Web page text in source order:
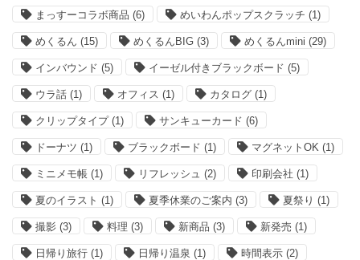
まっすーコラボ商品 (6) めいわんポップスクラッチ (1)
めくるん (15) めくるんBIG (3) めくるんmini (29)
インバウンド (5) イーゼル付きブラックボード (5)
ウラ話 (1) オフィス (1) カタログ (1)
クリップタイプ(1) サンキューカード (6)
ドーナツ (1) ブラックボード (1) マグネットOK (1)
ミニメモ帳 (1) リフレッシュ (2) 印刷会社 (1)
夏のイラスト (1) 夏季休業のご案内 (3) 夏祭り (1)
撮影 (3) 料理 (3) 新商品 (3) 新発売 (1)
日帰り旅行 (1) 日帰り温泉 (1) 時間表示 (2)